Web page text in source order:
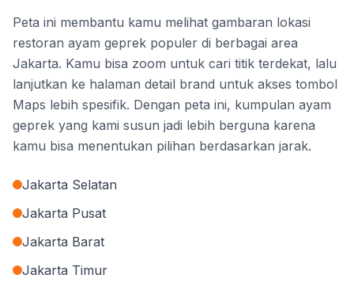
Peta ini membantu kamu melihat gambaran lokasi
restoran ayam geprek populer di berbagai area
Jakarta. Kamu bisa zoom untuk cari titik terdekat, lalu
lanjutkan ke halaman detail brand untuk akses tombol
Maps lebih spesifik. Dengan peta ini, kumpulan ayam
geprek yang kami susun jadi lebih berguna karena
kamu bisa menentukan pilihan berdasarkan jarak.
Jakarta Selatan
Jakarta Pusat
Jakarta Barat
Jakarta Timur